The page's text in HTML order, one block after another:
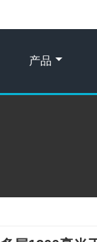
产品